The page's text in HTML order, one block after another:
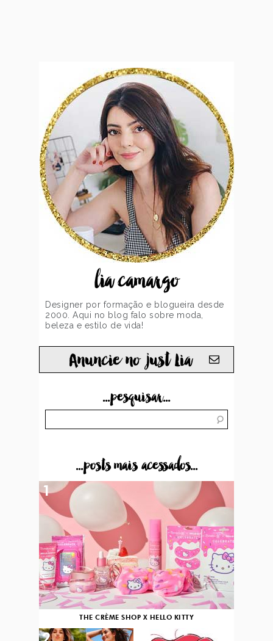
lia camargo
Designer por formação e blogueira desde
2000. Aqui no blog falo sobre moda,
beleza e estilo de vida!
Anuncie no just Lia
...pesquisar...
...posts mais acessados...
THE CRÈME SHOP X HELLO KITTY
1